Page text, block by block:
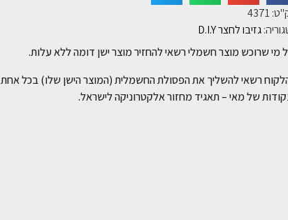
4371
גזיבו לחצר D.I.Y
מי שרוכש מוצר חשמלי רשאי להחזיר מוצר ישן דומה ללא עלות.
רשאי להשליך את הפסולת החשמלית (המוצר הישן שלו) בכל אחת
של מאי – תאגיד מחזור אלקטרוניקה לישראל.